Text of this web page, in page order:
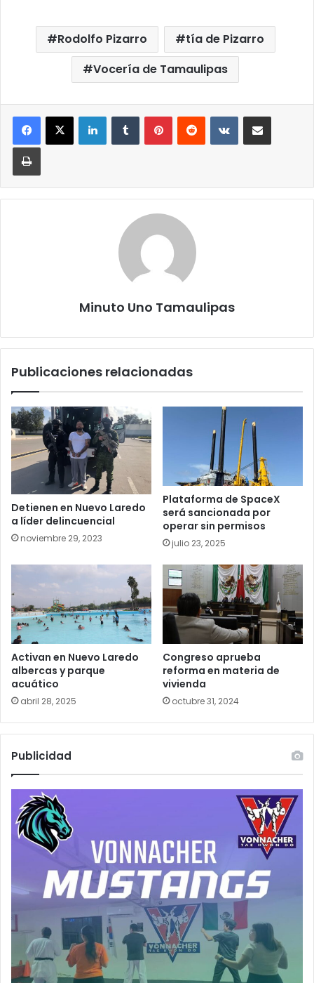
Rodolfo Pizarro
tía de Pizarro
Vocería de Tamaulipas
LinkedInTumblrPinterestReddit VKontakteCompartir por correo
Imprimir
Minuto Uno Tamaulipas
Publicaciones relacionadas
Detienen en Nuevo Laredo
a líder delincuencial
noviembre 29, 2023
Plataforma de SpaceX
será sancionada por
operar sin permisos
julio 23, 2025
Activan en Nuevo Laredo
albercas y parque
acuático
abril 28, 2025
Congreso aprueba
reforma en materia de
vivienda
octubre 31, 2024
Publicidad